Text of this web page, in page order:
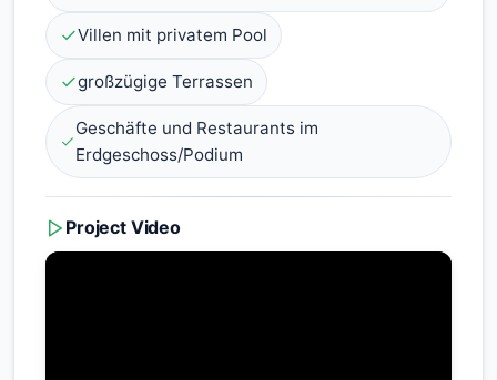
Villen mit privatem Pool
großzügige Terrassen
Geschäfte und Restaurants im
Erdgeschoss/Podium
Project Video